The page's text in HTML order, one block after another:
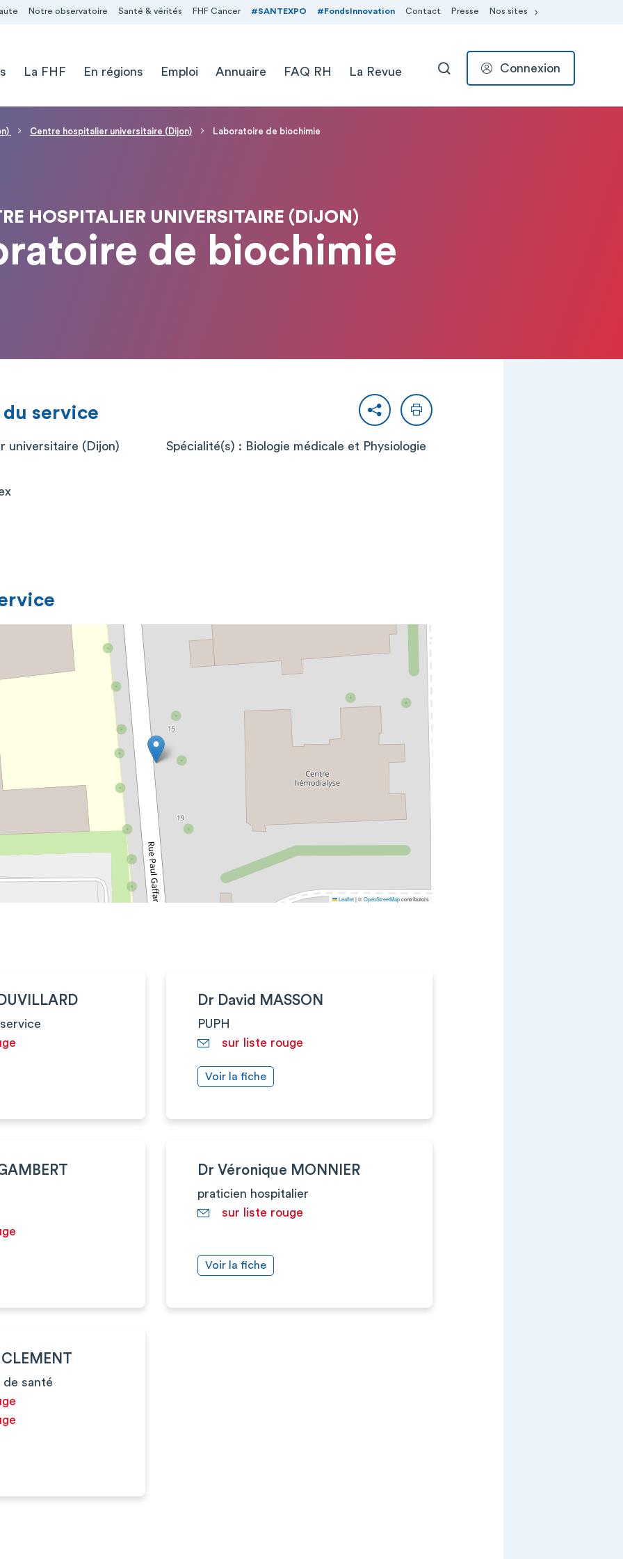
Notre observatoire Santé & vérités FHF Cancer #SANTEXPO #FondsInnovation Contact Presse Nos sites
La FHF En régions Emploi Annuaire FAQ RH La Revue RECHERCHER
Connexion
Centre hospitalier universitaire (Dijon) Laboratoire de biochimie
HOSPITALIER UNIVERSITAIRE (DIJON)
de biochimie
PartagerImprimer
service
universitaire (Dijon) Spécialité(s) : Biologie médicale et Physiologie
Leaflet|©OpenStreetMapcontributors
Dr David MASSON
PUPH
sur liste rouge
Voir la fiche
Dr Véronique MONNIER
praticien hospitalier
sur liste rouge
Voir la fiche
santé